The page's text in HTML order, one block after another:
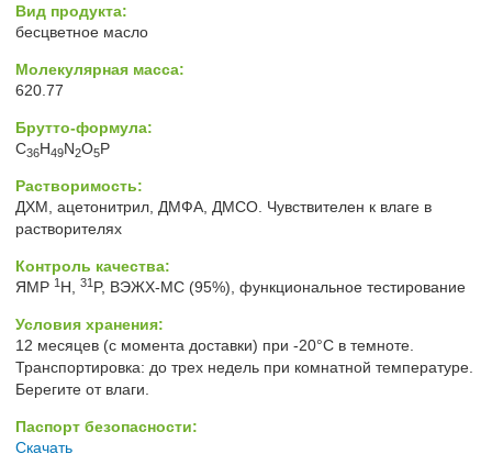
Вид продукта:
бесцветное масло
Молекулярная масса:
620.77
Брутто-формула:
C36H49N2O5P
Растворимость:
ДХМ, ацетонитрил, ДМФА, ДМСО. Чувствителен к влаге в
растворителях
Контроль качества:
ЯМР 1 H, 31 P, ВЭЖХ-МС (95%), функциональное тестирование
Условия хранения:
12 месяцев (с момента доставки) при -20°C в темноте.
Транспортировка: до трех недель при комнатной температуре.
Берегите от влаги.
Паспорт безопасности:
Скачать